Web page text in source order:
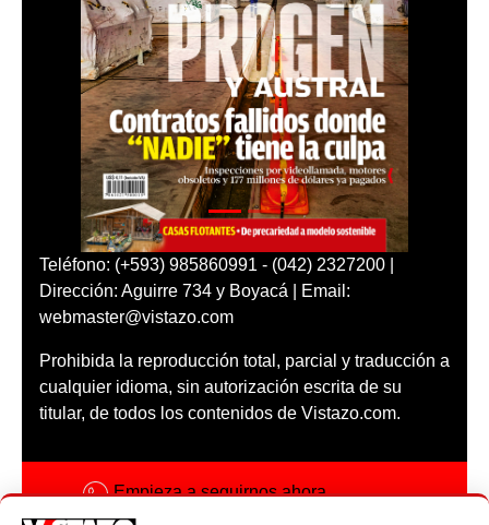
Teléfono: (+593) 985860991 - (042) 2327200 |
Dirección: Aguirre 734 y Boyacá | Email:
webmaster@vistazo.com
Prohibida la reproducción total, parcial y traducción a
cualquier idioma, sin autorización escrita de su
titular, de todos los contenidos de Vistazo.com.
Empieza a seguirnos ahora